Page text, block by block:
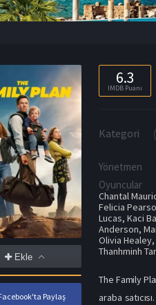
Ekle
Paylaş
6.3
IMDB Puanı
Kategori
Yönetmen
Oyuncular
Chantal
Felicia
Lucas,Kaci
Anderson,
Olivia Healey
Thanhminh
The Family
araba